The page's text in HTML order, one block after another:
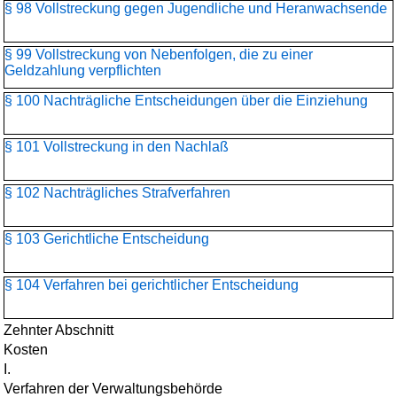
§ 98 Vollstreckung gegen Jugendliche und Heranwachsende
§ 99 Vollstreckung von Nebenfolgen, die zu einer
Geldzahlung verpflichten
§ 100 Nachträgliche Entscheidungen über die Einziehung
§ 101 Vollstreckung in den Nachlaß
§ 102 Nachträgliches Strafverfahren
§ 103 Gerichtliche Entscheidung
§ 104 Verfahren bei gerichtlicher Entscheidung
Zehnter Abschnitt
Kosten
I.
Verfahren der Verwaltungsbehörde